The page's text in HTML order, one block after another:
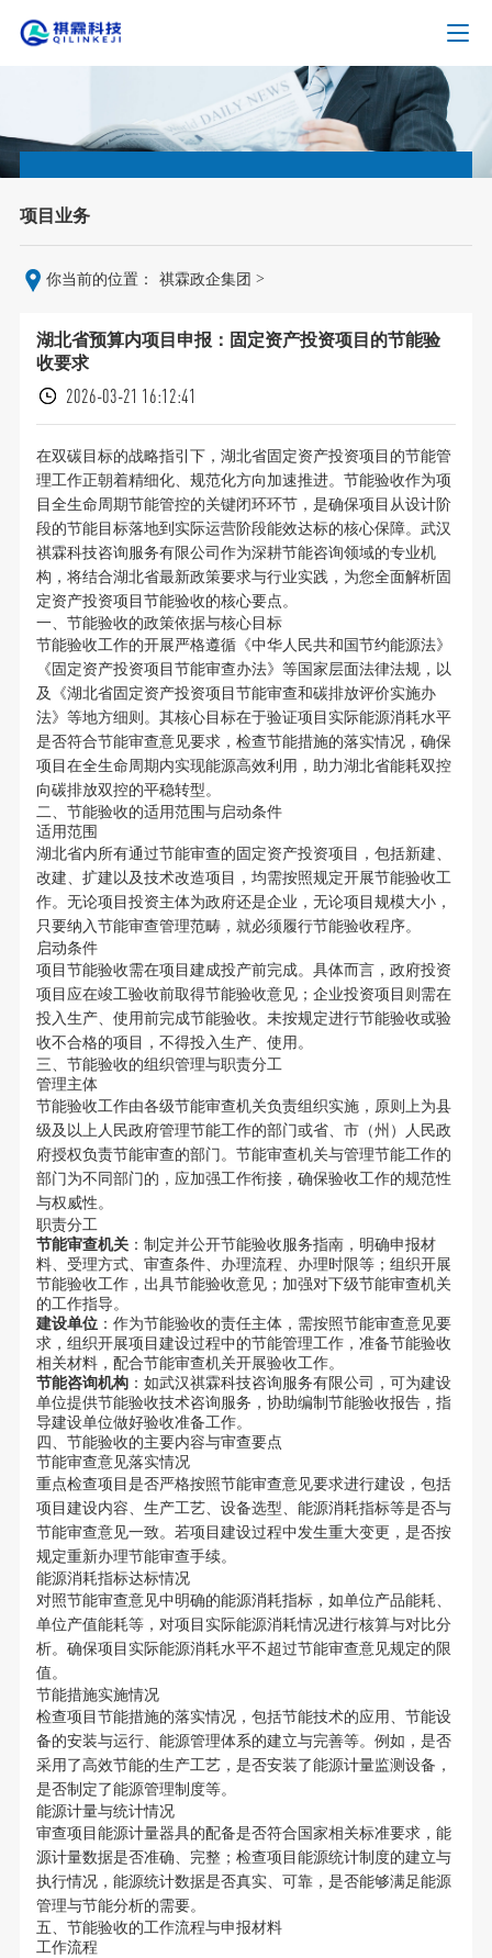
项目业务
你当前的位置： 祺霖政企集团 >
湖北省预算内项目申报：固定资产投资项目的节能验
收要求
2026-03-21 16:12:41
在双碳目标的战略指引下，湖北省固定资产投资项目的节能管
理工作正朝着精细化、规范化方向加速推进。节能验收作为项
目全生命周期节能管控的关键闭环环节，是确保项目从设计阶
段的节能目标落地到实际运营阶段能效达标的核心保障。武汉
祺霖科技咨询服务有限公司作为深耕节能咨询领域的专业机
构，将结合湖北省最新政策要求与行业实践，为您全面解析固
定资产投资项目节能验收的核心要点。
一、节能验收的政策依据与核心目标
节能验收工作的开展严格遵循《中华人民共和国节约能源法》
《固定资产投资项目节能审查办法》等国家层面法律法规，以
及《湖北省固定资产投资项目节能审查和碳排放评价实施办
法》等地方细则。其核心目标在于验证项目实际能源消耗水平
是否符合节能审查意见要求，检查节能措施的落实情况，确保
项目在全生命周期内实现能源高效利用，助力湖北省能耗双控
向碳排放双控的平稳转型。
二、节能验收的适用范围与启动条件
适用范围
湖北省内所有通过节能审查的固定资产投资项目，包括新建、
改建、扩建以及技术改造项目，均需按照规定开展节能验收工
作。无论项目投资主体为政府还是企业，无论项目规模大小，
只要纳入节能审查管理范畴，就必须履行节能验收程序。
启动条件
项目节能验收需在项目建成投产前完成。具体而言，政府投资
项目应在竣工验收前取得节能验收意见；企业投资项目则需在
投入生产、使用前完成节能验收。未按规定进行节能验收或验
收不合格的项目，不得投入生产、使用。
三、节能验收的组织管理与职责分工
管理主体
节能验收工作由各级节能审查机关负责组织实施，原则上为县
级及以上人民政府管理节能工作的部门或省、市（州）人民政
府授权负责节能审查的部门。节能审查机关与管理节能工作的
部门为不同部门的，应加强工作衔接，确保验收工作的规范性
与权威性。
职责分工
节能审查机关：制定并公开节能验收服务指南，明确申报材
料、受理方式、审查条件、办理流程、办理时限等；组织开展
节能验收工作，出具节能验收意见；加强对下级节能审查机关
的工作指导。
建设单位：作为节能验收的责任主体，需按照节能审查意见要
求，组织开展项目建设过程中的节能管理工作，准备节能验收
相关材料，配合节能审查机关开展验收工作。
节能咨询机构：如武汉祺霖科技咨询服务有限公司，可为建设
单位提供节能验收技术咨询服务，协助编制节能验收报告，指
导建设单位做好验收准备工作。
四、节能验收的主要内容与审查要点
节能审查意见落实情况
重点检查项目是否严格按照节能审查意见要求进行建设，包括
项目建设内容、生产工艺、设备选型、能源消耗指标等是否与
节能审查意见一致。若项目建设过程中发生重大变更，是否按
规定重新办理节能审查手续。
能源消耗指标达标情况
对照节能审查意见中明确的能源消耗指标，如单位产品能耗、
单位产值能耗等，对项目实际能源消耗情况进行核算与对比分
析。确保项目实际能源消耗水平不超过节能审查意见规定的限
值。
节能措施实施情况
检查项目节能措施的落实情况，包括节能技术的应用、节能设
备的安装与运行、能源管理体系的建立与完善等。例如，是否
采用了高效节能的生产工艺，是否安装了能源计量监测设备，
是否制定了能源管理制度等。
能源计量与统计情况
审查项目能源计量器具的配备是否符合国家相关标准要求，能
源计量数据是否准确、完整；检查项目能源统计制度的建立与
执行情况，能源统计数据是否真实、可靠，是否能够满足能源
管理与节能分析的需要。
五、节能验收的工作流程与申报材料
工作流程